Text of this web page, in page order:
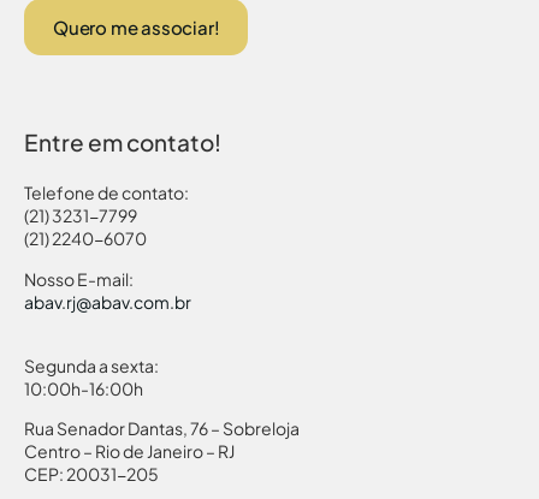
Quero me associar!
Entre em contato!
Telefone de contato:
(21) 3231-7799
(21) 2240-6070
Nosso E-mail:
abav.rj@abav.com.br
Segunda a sexta:
10:00h-16:00h
Rua Senador Dantas, 76 – Sobreloja
Centro – Rio de Janeiro – RJ
CEP: 20031-205